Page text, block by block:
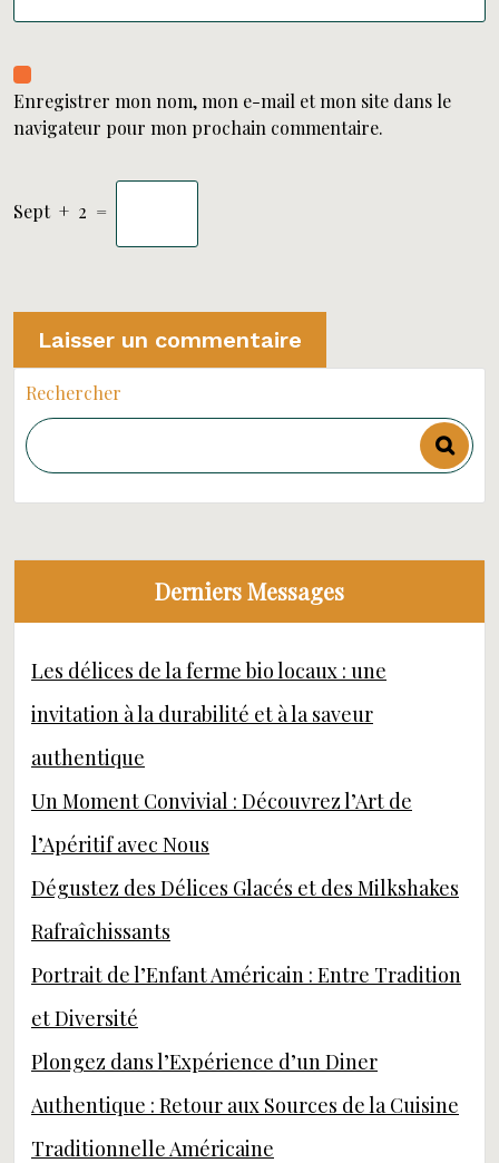
Enregistrer mon nom, mon e-mail et mon site dans le
navigateur pour mon prochain commentaire.
Sept + 2 =
Rechercher
Derniers Messages
Les délices de la ferme bio locaux : une
invitation à la durabilité et à la saveur
authentique
Un Moment Convivial : Découvrez l’Art de
l’Apéritif avec Nous
Dégustez des Délices Glacés et des Milkshakes
Rafraîchissants
Portrait de l’Enfant Américain : Entre Tradition
et Diversité
Plongez dans l’Expérience d’un Diner
Authentique : Retour aux Sources de la Cuisine
Traditionnelle Américaine